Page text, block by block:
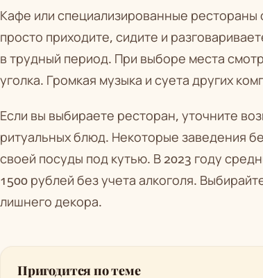
Кафе или специализированные
просто приходите, сидите и
в трудный период. При выборе места
уголка. Громкая музыка и суета других
Если вы выбираете ресторан, уточните
ритуальных блюд. Некоторые заведения
своей посуды под кутью. В 2023 году
1500 рублей без учета алкоголя.
лишнего декора.
Пригодится по теме